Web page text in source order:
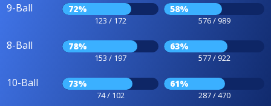
9-Ball 72%
123 / 172
58%
576 / 989
8-Ball 78%
153 / 197
63%
577 / 922
10-Ball 73%
74 / 102
61%
287 / 470